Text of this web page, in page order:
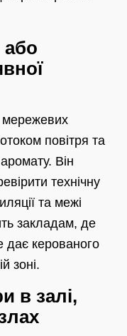
або
мережевих
повітря та
Він
технічну
та межі
закладам, де
дає керованого
зоні.
в залі,